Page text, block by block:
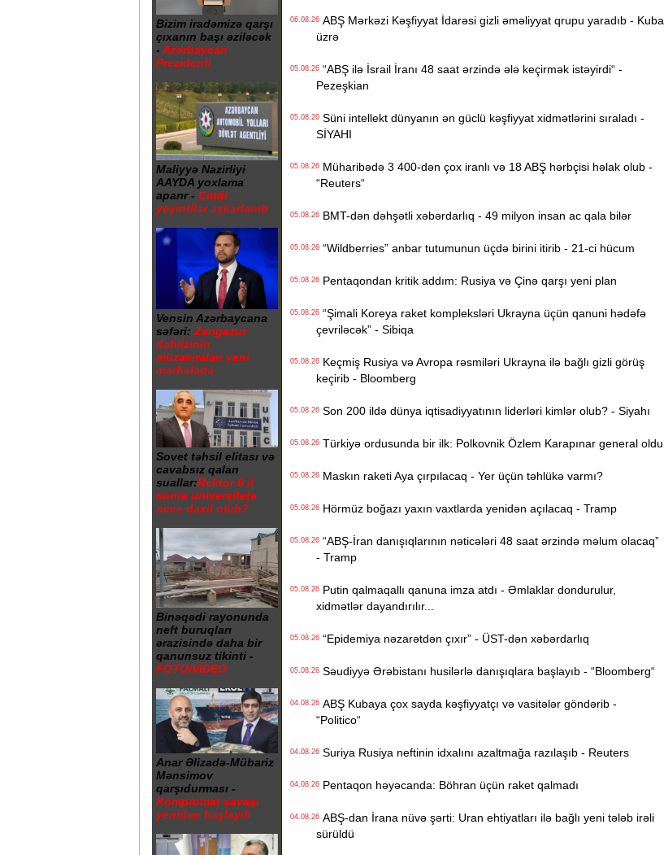
Bizim iradəmizə qarşı
çıxanın başı əziləcək
- Azərbaycan
Prezidenti
Maliyyə Nazirliyi
AAYDA yoxlama
aparır - Ciddi
yeyintilər aşkarlanıb
Vensin Azərbaycana
səfəri: Zəngəzur
dəhlizinin
müzakirələri yeni
mərhələdə
Sovet təhsil elitası və
cavabsız qalan
suallar:Rektor 6 il
sonra universitetə
necə daxil olub?
Binəqədi rayonunda
neft buruqları
ərazisində daha bir
qanunsuz tikinti -
FOTO/VİDEO
Anar Əlizadə-Mübariz
Mənsimov
qarşıdurması -
Kompromat savaşı
yenidən başlayıb
06.08.26ABŞ Mərkəzi Kəşfiyyat İdarəsi gizli əməliyyat qrupu yaradıb - Kuba
üzrə
05.08.26“ABŞ ilə İsrail İranı 48 saat ərzində ələ keçirmək istəyirdi“ -
Pezeşkian
05.08.26Süni intellekt dünyanın ən güclü kəşfiyyat xidmətlərini sıraladı -
SİYAHI
05.08.26Müharibədə 3 400-dən çox iranlı və 18 ABŞ hərbçisi həlak olub -
“Reuters“
05.08.26BMT-dən dəhşətli xəbərdarlıq - 49 milyon insan ac qala bilər
05.08.26“Wildberries” anbar tutumunun üçdə birini itirib - 21-ci hücum
05.08.26Pentaqondan kritik addım: Rusiya və Çinə qarşı yeni plan
05.08.26“Şimali Koreya raket kompleksləri Ukrayna üçün qanuni hədəfə
çevriləcək” - Sibiqa
05.08.26Keçmiş Rusiya və Avropa rəsmiləri Ukrayna ilə bağlı gizli görüş
keçirib - Bloomberg
05.08.26Son 200 ildə dünya iqtisadiyyatının liderləri kimlər olub? - Siyahı
05.08.26Türkiyə ordusunda bir ilk: Polkovnik Özlem Karapınar general oldu
05.08.26Maskın raketi Aya çırpılacaq - Yer üçün təhlükə varmı?
05.08.26Hörmüz boğazı yaxın vaxtlarda yenidən açılacaq - Tramp
05.08.26“ABŞ-İran danışıqlarının nəticələri 48 saat ərzində məlum olacaq”
- Tramp
05.08.26Putin qalmaqallı qanuna imza atdı - Əmlaklar dondurulur,
xidmətlər dayandırılır...
05.08.26“Epidemiya nəzarətdən çıxır” - ÜST-dən xəbərdarlıq
05.08.26Səudiyyə Ərəbistanı husilərlə danışıqlara başlayıb - “Bloomberg“
04.08.26ABŞ Kubaya çox sayda kəşfiyyatçı və vasitələr göndərib -
“Politico“
04.08.26Suriya Rusiya neftinin idxalını azaltmağa razılaşıb - Reuters
04.08.26Pentaqon həyəcanda: Böhran üçün raket qalmadı
04.08.26ABŞ-dan İrana nüvə şərti: Uran ehtiyatları ilə bağlı yeni tələb irəli
sürüldü